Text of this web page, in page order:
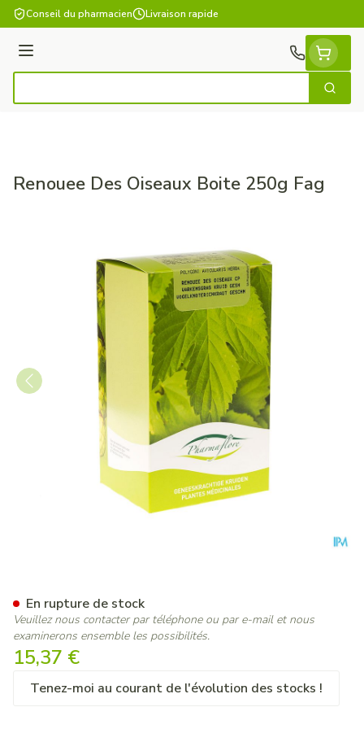
Aller au contenu
Conseil du pharmacien Livraison rapide
Menu
Renouee Des Oiseaux Boite 250g Fag
15,37 €
Tenez-moi au courant de l'évolution des stocks !
En rupture de stock
Veuillez nous contacter par téléphone ou par e-mail et nous
examinerons ensemble les possibilités.